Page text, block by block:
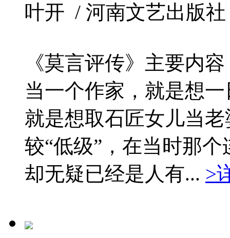
叶开 / 河南文艺出版
《莫言评传》主要内
当一个作家，就是想
就是想取石匠女儿当
较“低级”，在当时那
却无疑已经是人有... >